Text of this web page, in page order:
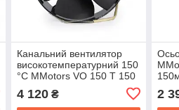
Канальний вентилятор
високотемпературний 150
°C MMotors VO 150 T 150
4 120₴ 2